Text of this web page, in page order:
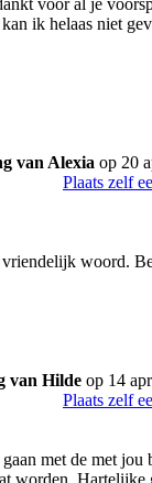
voor al je
ik helaas niet
van Alexia op 20
Plaats zelf
woord.
van Hilde op 14
Plaats zelf
met de met
worden. Hartelijke